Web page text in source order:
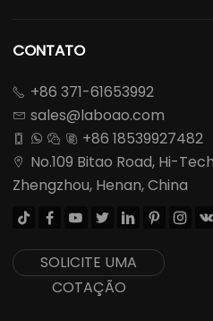
CONTATO
 +86 371-61653992
 sales@laboao.com
    +86 18539927482

No.109 Bitao Road, Hi-
Zhengzhou, Henan, China
       
SOLICITE UMA
COTAÇÃO